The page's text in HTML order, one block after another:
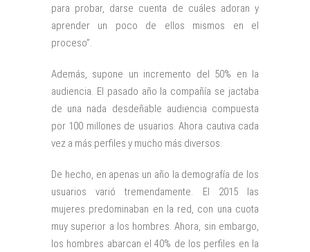
para probar, darse cuenta de cuáles adoran y
aprender un poco de ellos mismos en el
proceso”.
Además, supone un incremento del 50% en la
audiencia. El pasado año la compañía se jactaba
de una nada desdeñable audiencia compuesta
por 100 millones de usuarios. Ahora cautiva cada
vez a más perfiles y mucho más diversos.
De hecho, en apenas un año la demografía de los
usuarios varió tremendamente. El 2015 las
mujeres predominaban en la red, con una cuota
muy superior a los hombres. Ahora, sin embargo,
los hombres abarcan el 40% de los perfiles en la